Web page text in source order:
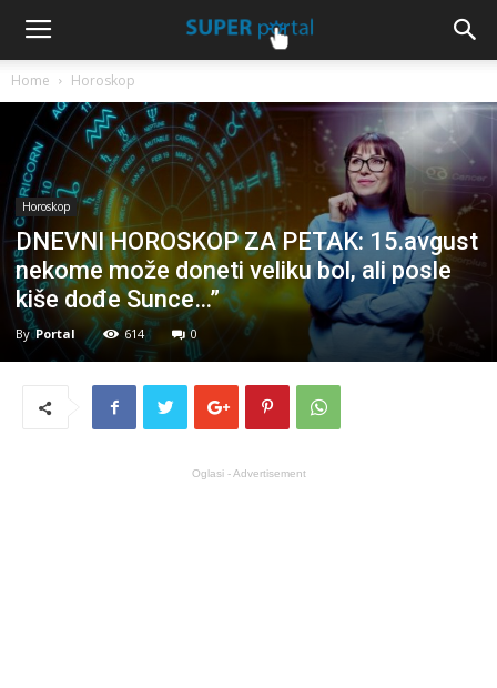
Home Horoskop
Horoskop
DNEVNI HOROSKOP ZA PETAK: 15.avgust
nekome može doneti veliku bol, ali posle
kiše dođe Sunce…”
By Portal 614 0
Oglasi - Advertisement